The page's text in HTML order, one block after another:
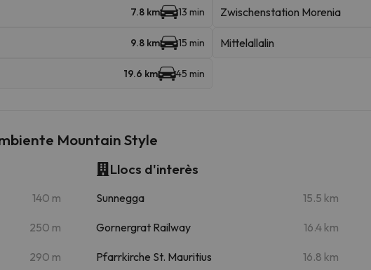
7.8 km 13 min Zwischenstation Morenia
9.8 km 15 min Mittelallalin
19.6 km 45 min
Mountain Style
140 m
250 m
290 m
Llocs d'interès
Sunnegga 15.5 km
Gornergrat Railway 16.4 km
Pfarrkirche St. Mauritius 16.8 km